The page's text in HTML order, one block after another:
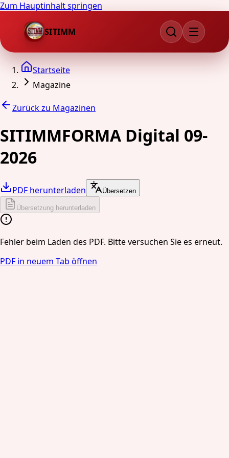
Zum Hauptinhalt springen
SITIMM
Startseite
Magazine
Zurück zu Magazinen
SITIMMFORMA Digital 09-
2026
PDF herunterladen Übersetzen
Übersetzung herunterladen
Fehler beim Laden des PDF. Bitte versuchen Sie es erneut.
PDF in neuem Tab öffnen